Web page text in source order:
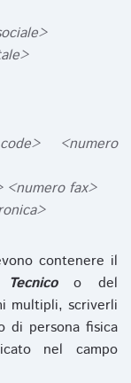
<numero
<numero fax>
contenere il
o del
multipli, scriverli
di persona fisica
nel campo